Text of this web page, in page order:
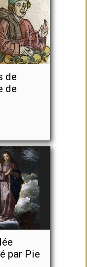
de
de
par Pie